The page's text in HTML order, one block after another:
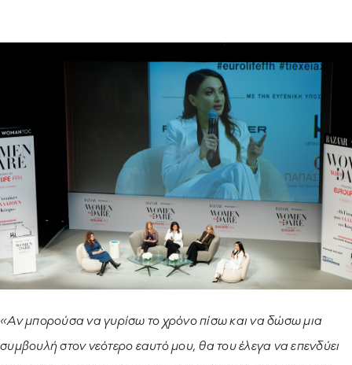
ΠΕΡΙΒΑΛΛΟΝ
«Αν μπορούσα να γυρίσω το χρόνο πίσω και να δώσω μια
συμβουλή στον νεότερο εαυτό μου, θα του έλεγα να επενδύει